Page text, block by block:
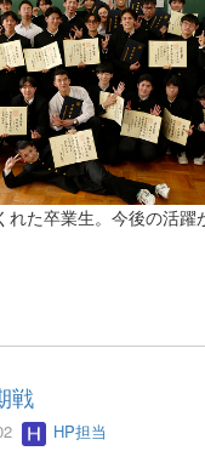
れた卒業生。今後の活躍
戦
HP担当